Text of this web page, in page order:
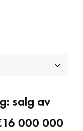
salg av
000 000